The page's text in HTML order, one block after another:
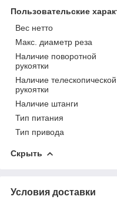
Пользовательские
Вес нетто
Макс. диаметр реза
Наличие поворотной
рукоятки
Наличие телескопической
рукоятки
Наличие штанги
Тип питания
Тип привода
Скрыть
Условия доставки